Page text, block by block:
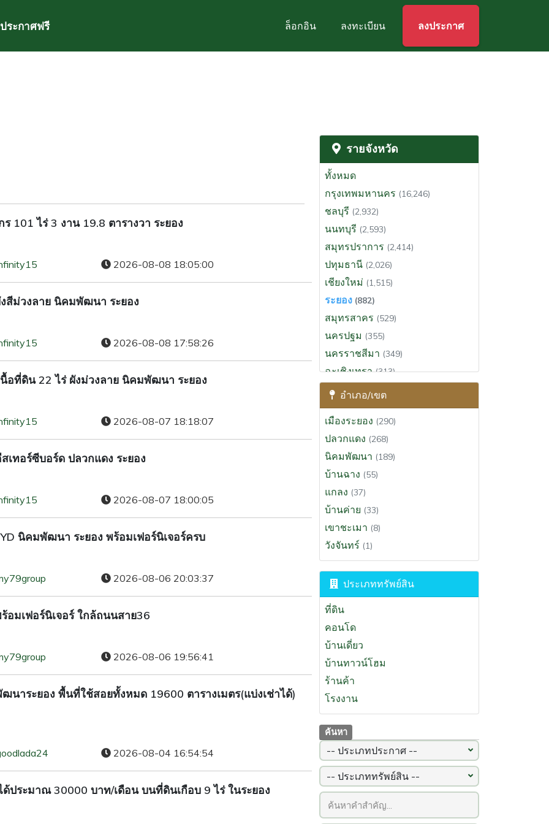
ระกาศฟรี ล็อกอิน ลงทะเบียน ลงประกาศ
101 ไร่ 3 งาน 19.8 ตารางวา ระยอง
2026-08-08 18:05:00
สีม่วงลาย นิคมพัฒนา ระยอง
2026-08-08 17:58:26
อที่ดิน 22 ไร่ ผังม่วงลาย นิคมพัฒนา ระยอง
2026-08-07 18:18:07
ทอร์ซีบอร์ด ปลวกแดง ระยอง
2026-08-07 18:00:05
นิคมพัฒนา ระยอง พร้อมเฟอร์นิเจอร์ครบ
2026-08-06 20:03:37
มเฟอร์นิเจอร์ ใกล้ถนนสาย36
2026-08-06 19:56:41
นาระยอง พื้นที่ใช้สอยทั้งหมด 19600 ตารางเมตร(แบ่งเช่าได้)
2026-08-04 16:54:54
ประมาณ 30000 บาท/เดือน บนที่ดินเกือบ 9 ไร่ ในระยอง
รายจังหวัด
ทั้งหมด
กรุงเทพมหานคร (16,246)
ชลบุรี (2,932)
นนทบุรี (2,593)
สมุทรปราการ (2,414)
ปทุมธานี (2,026)
เชียงใหม่ (1,515)
ระยอง (882)
สมุทรสาคร (529)
นครปฐม (355)
นครราชสีมา (349)
ฉะเชิงเทรา(313)
สุราษฎร์ธานี
ขอนแก่น(290)
ประจวบคีรีขันธ์(274)
นครนายก(265)
สระบุรี(201)
พระนครศรีอยุธยา
เพชรบุรี(165)
นครศรีธรรมราช
สงขลา(123)
เชียงราย(97)
ภูเก็ต(93)
ลำพูน
ปราจีนบุรี
อำเภอ/เขต
เมืองระยอง (290)
ปลวกแดง (268)
นิคมพัฒนา (189)
บ้านฉาง (55)
แกลง (37)
บ้านค่าย (33)
เขาชะเมา (8)
วังจันทร์ (1)
ประเภททรัพย์สิน
ที่ดิน
คอนโด
บ้านเดี่ยว
บ้านทาวน์โฮม
ร้านค้า
โรงงาน
ค้นหา